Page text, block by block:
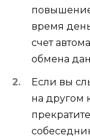
повышение
время
счет
обмена
Если вы
на другом